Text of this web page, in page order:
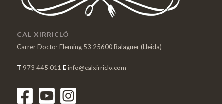
CAL XIRRICLÓ
Carrer Doctor Fleming 53 25600 Balaguer (Lleida)
T 973 445 011 Einfo@calxirriclo.com